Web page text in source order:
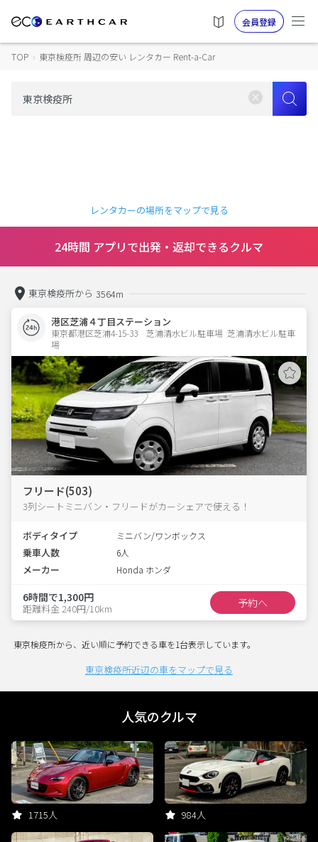
会員登録
TOP › 東京検疫所 周辺の安い レンタカー Rent-a-Car
レンタカーの場所をマップで見る
24時間 アプリで出発・返却できるクルマ
東京検疫所から 3564m
港区芝浦４丁目ステーション
東京都港区芝浦4-15-33　芝浦清水ビル駐車場  芝浦清水ビル駐車
場
フリード(503)
3列シートミニバン・フリードがカーシェアで使える！
ボディタイプ ミニバン/ワンボックス
乗車人数 6人
メーカー Honda ホンダ
6時間で1,300円
距離料金 240円/10km 予約へ
東京検疫所から、近い順に予約できる車を1台表示しています。
東京検疫所近辺の車をマップで見る
人気のクルマ
1715人 984人